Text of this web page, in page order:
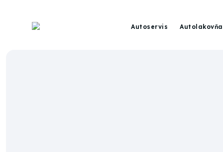
Autoservis Autolakovňa